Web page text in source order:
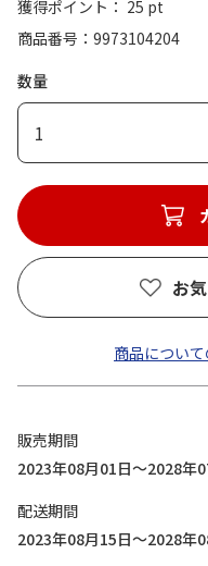
獲得ポイント： 25 pt
商品番号
9973104204
数量
1
お
商品につい
販売期間
2023年08月01日～2028年
配送期間
2023年08月15日～2028年